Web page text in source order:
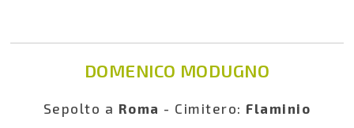
DOMENICO MODUGNO
Sepolto a Roma - Cimitero: Flaminio